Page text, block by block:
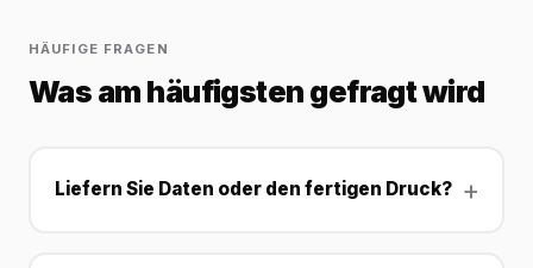
HÄUFIGE FRAGEN
Was am häufigsten gefragt wird
Liefern Sie Daten oder den fertigen Druck?